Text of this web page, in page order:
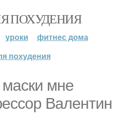
ПОХУДЕНИЯ
уроки
фитнес дома
похудения
мне
Валентин